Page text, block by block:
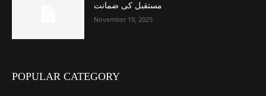
مستقبل کی ضمانت
November 19, 2025
POPULAR CATEGORY